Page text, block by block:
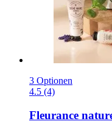
3 Optionen
4.5 (4)
Fleurance